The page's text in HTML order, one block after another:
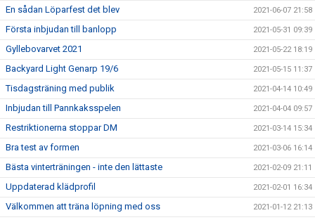
En sådan Löparfest det blev 2021-06-07 21:58
Första inbjudan till banlopp 2021-05-31 09:39
Gyllebovarvet 2021 2021-05-22 18:19
Backyard Light Genarp 19/6 2021-05-15 11:37
Tisdagsträning med publik 2021-04-14 10:49
Inbjudan till Pannkaksspelen 2021-04-04 09:57
Restriktionerna stoppar DM 2021-03-14 15:34
Bra test av formen 2021-03-06 16:14
Bästa vinterträningen - inte den lättaste 2021-02-09 21:11
Uppdaterad klädprofil 2021-02-01 16:34
Välkommen att träna löpning med oss 2021-01-12 21:13